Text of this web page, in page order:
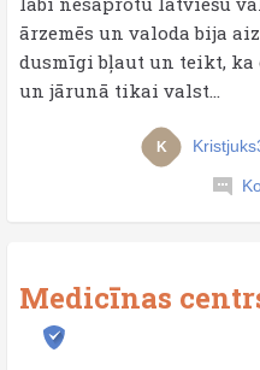
ārzemēs un valoda bija
dusmīgi bļaut un teikt,
un jārunā tikai valst...
K
Medicīnas